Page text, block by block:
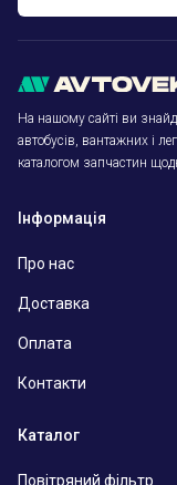
На нашому сайті ви
автобусів, вантажних і
каталогом запчастин
Інформація
Про нас
Доставка
Оплата
Контакти
Каталог
Повітряний фільтр